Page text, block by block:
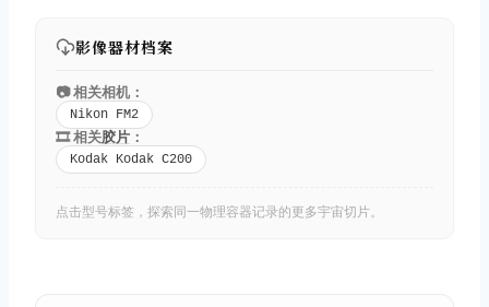
影像器材档案
📷 相关相机：
Nikon FM2
🎞️ 相关胶片 ：
Kodak Kodak C200
点击型号标签，探索同一物理容器记录的更多宇宙切片。